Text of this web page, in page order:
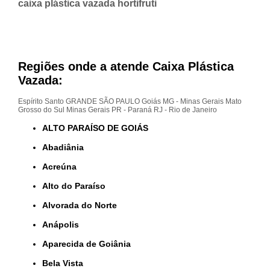
caixa plástica vazada hortifruti
Regiões onde a atende Caixa Plástica
Vazada:
Espírito Santo GRANDE SÃO PAULO Goiás MG - Minas Gerais Mato
Grosso do Sul
Minas Gerais PR - Paraná RJ - Rio de Janeiro
ALTO PARAÍSO DE GOIÁS
Abadiânia
Acreúna
Alto do Paraíso
Alvorada do Norte
Anápolis
Aparecida de Goiânia
Bela Vista